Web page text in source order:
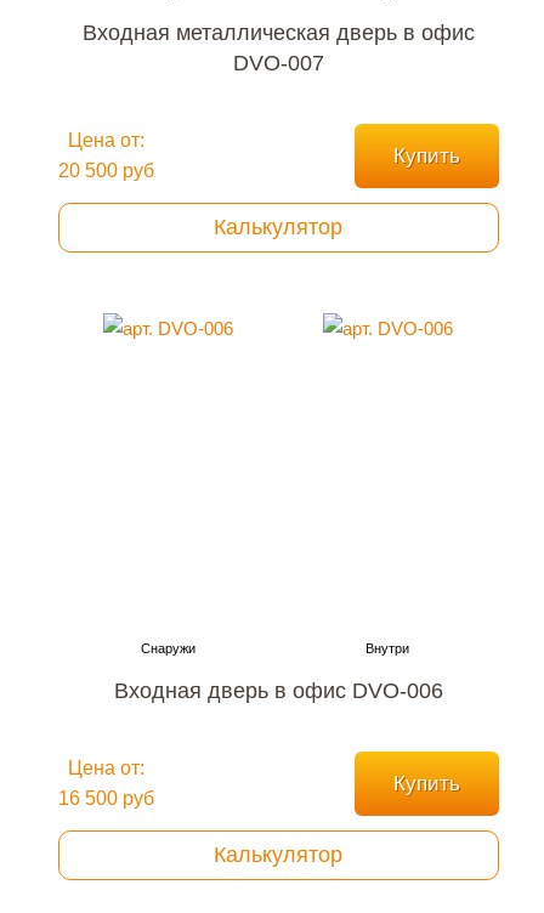
Входная металлическая дверь в офис
DVO-007
Цена от:
20 500 руб
Купить
Калькулятор
Входная дверь в офис DVO-006
Цена от:
16 500 руб
Купить
Калькулятор